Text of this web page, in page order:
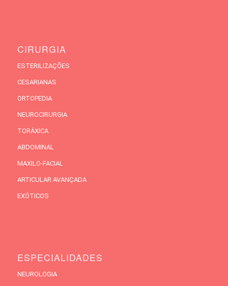
CIRURGIA
ESTERILIZAÇÕES
CESARIANAS
ORTOPEDIA
NEUROCIRURGIA
TORÁXICA
ABDOMINAL
MAXILO-FACIAL
ARTICULAR AVANÇADA
EXÓTICOS
ESPECIALIDADES
NEUROLOGIA